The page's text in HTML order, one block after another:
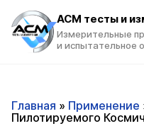
ACM тесты и
Измерительные
и испытательное
Главная » Применение
Пилотируемого